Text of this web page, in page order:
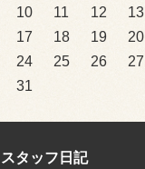
10 11 12 13
17 18 19 20
24 25 26 27
31
スタッフ日記